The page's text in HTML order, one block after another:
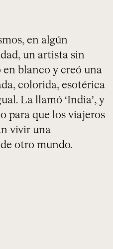
en algún
un artista sin
blanco y creó una
colorida, esotérica
La llamó ‘India’, y
para que los viajeros
vivir una
otro mundo.